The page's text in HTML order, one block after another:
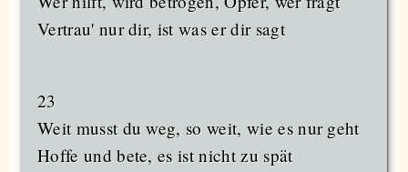
Vertrau' nur dir, ist was er dir sagt
23
Weit musst du weg, so weit, wie es nur geht
Hoffe und bete, es ist nicht zu spät